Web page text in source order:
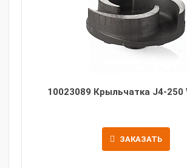
10023089 Крыльчатка J4-250
ЗАКАЗАТЬ